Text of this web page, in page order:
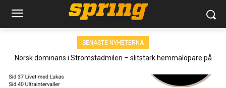
SENASTE NYHETERNA
Norsk dominans i Strömstadmilen – slitstark hemmalöpare på